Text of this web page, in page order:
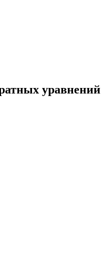
уравнений